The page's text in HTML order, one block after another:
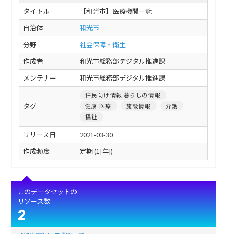
タイトル
【和光市】医療機関一覧
自治体
和光市
分野
社会保障・衛生
作成者
和光市総務部デジタル推進課
メンテナー
和光市総務部デジタル推進課
タグ
住民向け情報 暮らしの情報
健康 医療
施設情報
介護
福祉
リリース日
2021-03-30
作成頻度
定期 (1[年])
このデータセットの
リソース数
2